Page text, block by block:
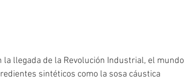
la llegada de la Revolución Industrial, el mundo
sintéticos como la sosa cáustica